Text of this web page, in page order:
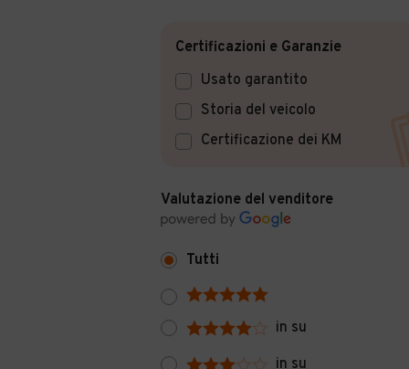
Certificazioni e Garanzie
Usato garantito
Storia del veicolo
Certificazione dei KM
Valutazione del venditore
Tutti
in su
in su